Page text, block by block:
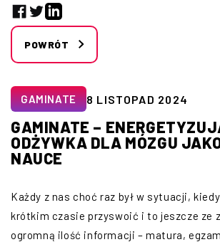
Facebook
TwitterLinkedin
POWRÓT
GAMINATE 8 LISTOPAD 2024
GAMINATE –
ODŻYWKA DLA MÓZGU
NAUCE
Każdy z nas choć raz był w sytuacji,
krótkim czasie przyswoić i to jeszcze ze
ogromną ilość informacji – matura,